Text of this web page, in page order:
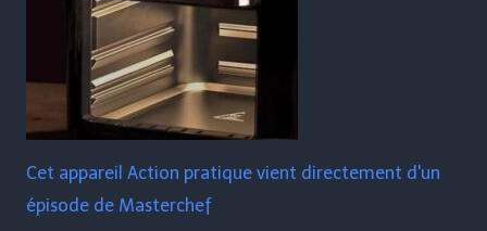
Cet appareil Action pratique vient directement d'un
épisode de Masterchef